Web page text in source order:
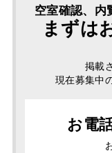
空室確認、内
まずは
掲載
現在募集中
お電